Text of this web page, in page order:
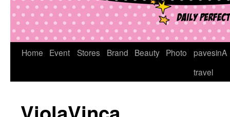
VaiHome Event Stores Brand Beauty Photo
pavesinA
travel